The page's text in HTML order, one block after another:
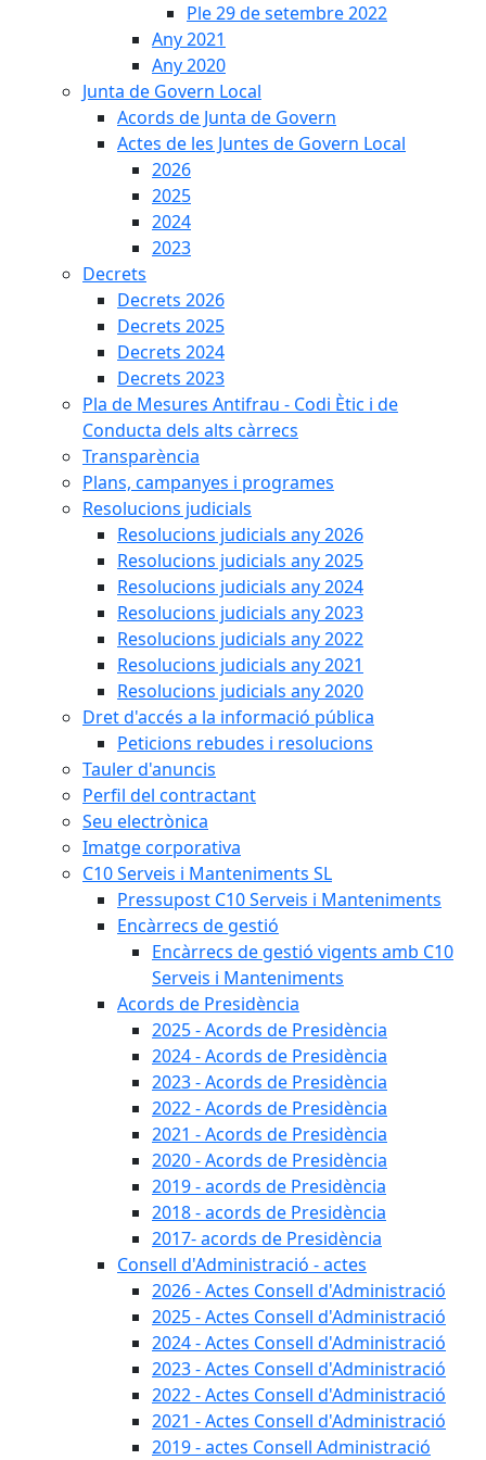
Ple 29 de setembre 2022
Any 2021
Any 2020
Junta de Govern Local
Acords de Junta de Govern
Actes de les Juntes de Govern Local
2026
2025
2024
2023
Decrets
Decrets 2026
Decrets 2025
Decrets 2024
Decrets 2023
Pla de Mesures Antifrau - Codi Ètic i de
Conducta dels alts càrrecs
Transparència
Plans, campanyes i programes
Resolucions judicials
Resolucions judicials any 2026
Resolucions judicials any 2025
Resolucions judicials any 2024
Resolucions judicials any 2023
Resolucions judicials any 2022
Resolucions judicials any 2021
Resolucions judicials any 2020
Dret d'accés a la informació pública
Peticions rebudes i resolucions
Tauler d'anuncis
Perfil del contractant
Seu electrònica
Imatge corporativa
C10 Serveis i Manteniments SL
Pressupost C10 Serveis i Manteniments
Encàrrecs de gestió
Encàrrecs de gestió vigents amb C10
Serveis i Manteniments
Acords de Presidència
2025 - Acords de Presidència
2024 - Acords de Presidència
2023 - Acords de Presidència
2022 - Acords de Presidència
2021 - Acords de Presidència
2020 - Acords de Presidència
2019 - acords de Presidència
2018 - acords de Presidència
2017- acords de Presidència
Consell d'Administració - actes
2026 - Actes Consell d'Administració
2025 - Actes Consell d'Administració
2024 - Actes Consell d'Administració
2023 - Actes Consell d'Administració
2022 - Actes Consell d'Administració
2021 - Actes Consell d'Administració
2019 - actes Consell Administració